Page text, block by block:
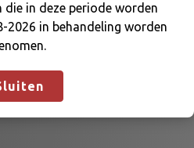
KOPPELING EN
15-07-2026 t/m 21-08-
die in deze periode
22-08-2026 in
Negeren
die in deze periode worden
2026 in behandeling worden